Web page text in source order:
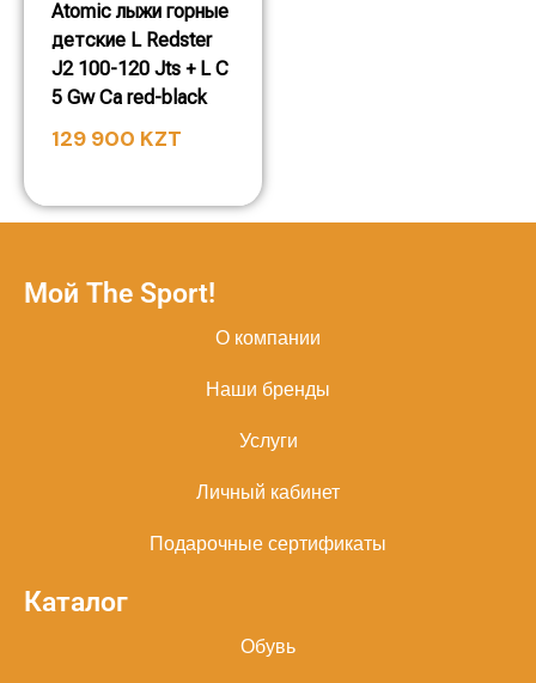
Atomic лыжи горные
детские L Redster
J2 100-120 Jts + L C
5 Gw Ca red-black
129 900 KZT
Мой The Sport!
О компании
Наши бренды
Услуги
Личный кабинет
Подарочные сертификаты
Каталог
Обувь